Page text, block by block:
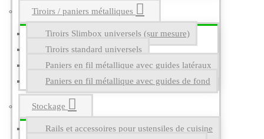
Tiroirs / paniers métalliques
Tiroirs Slimbox universels (sur mesure)
Tiroirs standard universels
Paniers en fil métallique avec guides latéraux
Paniers en fil métallique avec guides de fond
Stockage
Rails et accessoires pour ustensiles de cuisine